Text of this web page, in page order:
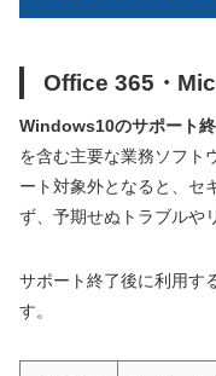
Office 365・
Windows10のサポート
を含む主要な業務ソフト
ート対象外となると、セ
ず、予期せぬトラブルや
サポート終了後に利用す
す。